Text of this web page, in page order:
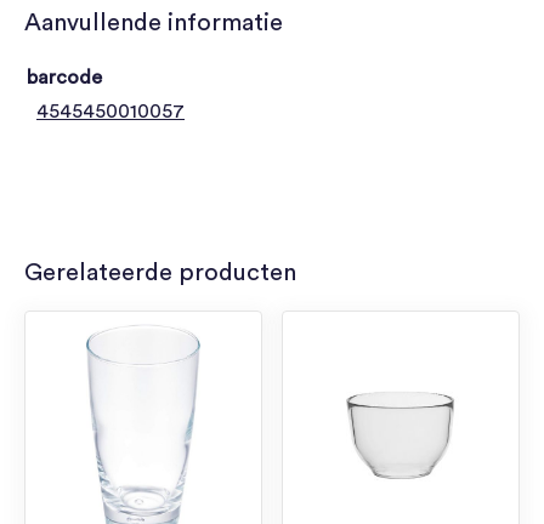
Aanvullende informatie
barcode
4545450010057
Gerelateerde producten